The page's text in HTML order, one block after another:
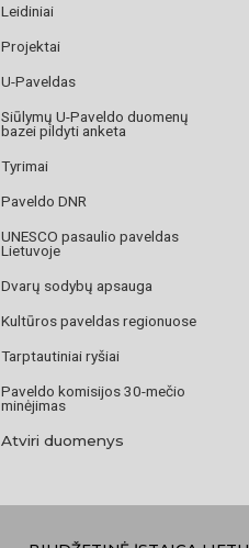
Leidiniai
Projektai
U-Paveldas
Siūlymų U-Paveldo duomenų
bazei pildyti anketa
Tyrimai
Paveldo DNR
UNESCO pasaulio paveldas
Lietuvoje
Dvarų sodybų apsauga
Kultūros paveldas regionuose
Tarptautiniai ryšiai
Paveldo komisijos 30-mečio
minėjimas
Atviri duomenys